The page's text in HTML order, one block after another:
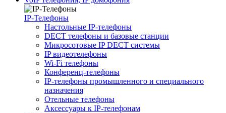
IP-Телефоны
Настольные IP-телефоны
DECT телефоны и базовые станции
Микросотовые IP DECT системы
IP видеотелефоны
Wi-Fi телефоны
Конференц-телефоны
IP-телефоны промышленного и специального
назначения
Отельные телефоны
Аксессуары к IP-телефонам